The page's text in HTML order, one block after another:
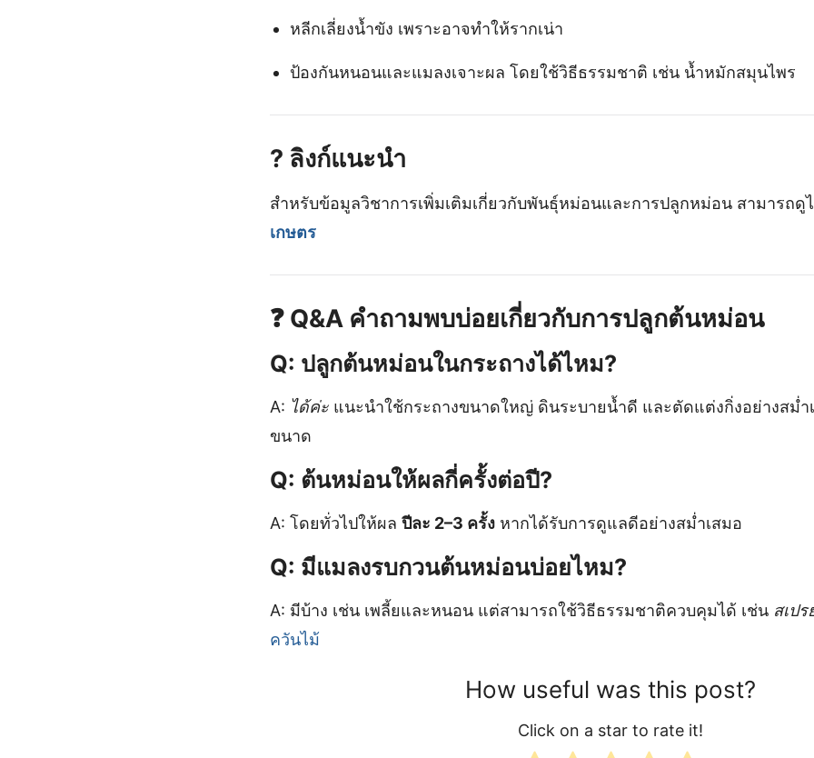
หลีกเลี่ยงน้ำขัง เพราะอาจทำให้รากเน่า
ป้องกันหนอนและแมลงเจาะผล โดยใช้วิธีธรรมชาติ เช่น น้ำหมักสมุนไพร
? ลิงก์แนะนำ
สำหรับข้อมูลวิชาการเพิ่มเติมเกี่ยวกับพันธุ์หม่อนและการปลูกหม่อน สามารถดู
เกษตร
❓ Q&A คำถามพบบ่อยเกี่ยวกับการปลูกต้นหม่อน
Q: ปลูกต้นหม่อนในกระถางได้ไหม?
A: ได้ค่ะ แนะนำใช้กระถางขนาดใหญ่ ดินระบายน้ำดี และตัดแต่งกิ่งอย่างสม่ำ
ขนาด
Q: ต้นหม่อนให้ผลกี่ครั้งต่อปี?
A: โดยทั่วไปให้ผล ปีละ 2–3 ครั้ง หากได้รับการดูแลดีอย่างสม่ำเสมอ
Q: มีแมลงรบกวนต้นหม่อนบ่อยไหม?
A: มีบ้าง เช่น เพลี้ยและหนอน แต่สามารถใช้วิธีธรรมชาติควบคุมได้ เช่น สเปร
ควันไม้
How useful was this post?
Click on a star to rate it!